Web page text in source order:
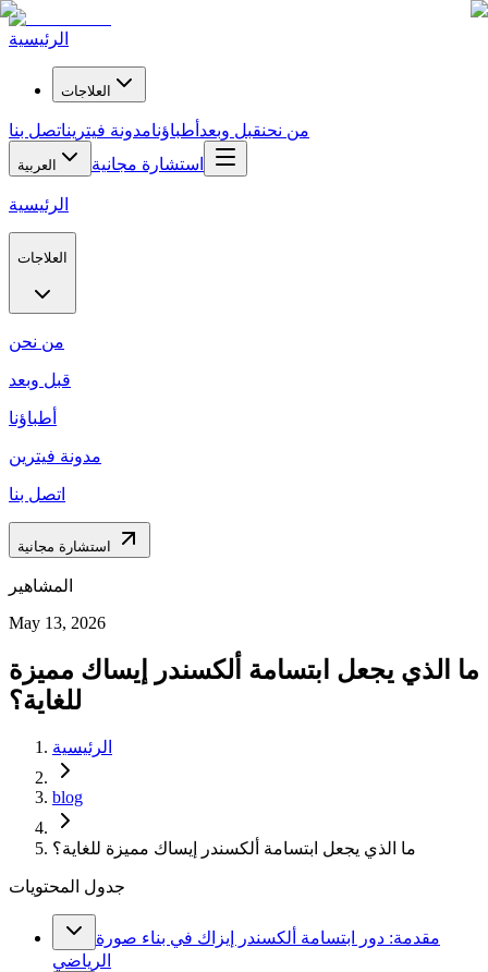
الرئيسية
العلاجات
من نحنقبل وبعد أطباؤنامدونة فيتريناتصل بنا
العربية استشارة مجانية
الرئيسية
العلاجات
من نحن
قبل وبعد
أطباؤنا
مدونة فيترين
اتصل بنا
استشارة مجانية
المشاهير
May 13, 2026
ما الذي يجعل ابتسامة ألكسندر إيساك مميزة
للغاية؟
الرئيسية
blog
ما الذي يجعل ابتسامة ألكسندر إيساك مميزة للغاية؟
جدول المحتويات
مقدمة: دور ابتسامة ألكسندر إيزاك في بناء صورة
الرياضي